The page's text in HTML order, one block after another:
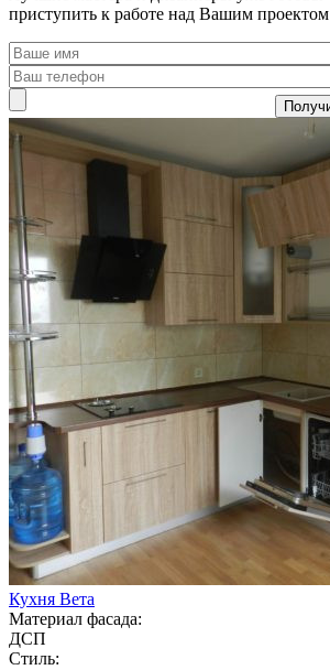
приступить к работе над Вашим проектом
Кухня Вета
Материал фасада:
ДСП
Стиль: